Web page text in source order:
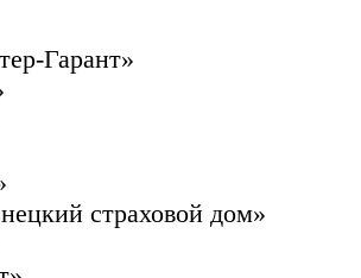
Гарант»
страховой дом»